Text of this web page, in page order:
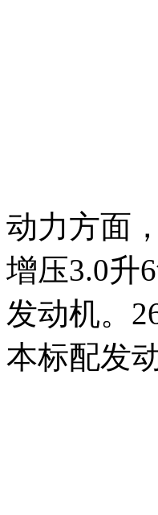
动力方面
增压3.0升
发动机。
本标配发